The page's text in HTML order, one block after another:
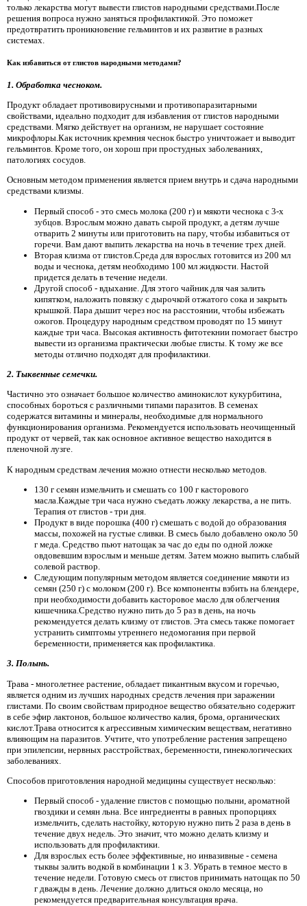
только лекарства могут вывести глистов народными средствами.После
решения вопроса нужно заняться профилактикой. Это поможет
предотвратить проникновение гельминтов и их развитие в разных
системах.
Как избавиться от глистов народными методами?
1. Обработка чесноком.
Продукт обладает противовирусными и противопаразитарными
свойствами, идеально подходит для избавления от глистов народными
средствами. Мягко действует на организм, не нарушает состояние
микрофлоры.Как источник кремния чеснок быстро уничтожает и выводит
гельминтов. Кроме того, он хорош при простудных заболеваниях,
патологиях сосудов.
Основным методом применения является прием внутрь и сдача народными
средствами клизмы.
Первый способ - это смесь молока (200 г) и мякоти чеснока с 3-х
зубцов. Взрослым можно давать сырой продукт, а детям лучше
отварить 2 минуты или приготовить на пару, чтобы избавиться от
горечи. Вам дают выпить лекарства на ночь в течение трех дней.
Вторая клизма от глистов.Среда для взрослых готовится из 200 мл
воды и чеснока, детям необходимо 100 мл жидкости. Настой
придется делать в течение недели.
Другой способ - вдыхание. Для этого чайник для чая залить
кипятком, наложить повязку с дырочкой отжатого сока и закрыть
крышкой. Пара дышит через нос на расстоянии, чтобы избежать
ожогов. Процедуру народным средством проводят по 15 минут
каждые три часа. Высокая активность фитотекнии помогает быстро
вывести из организма практически любые глисты. К тому же все
методы отлично подходят для профилактики.
2. Тыквенные семечки.
Частично это означает большое количество аминокислот кукурбитина,
способных бороться с различными типами паразитов. В семенах
содержатся витамины и минералы, необходимые для нормального
функционирования организма. Рекомендуется использовать неочищенный
продукт от червей, так как основное активное вещество находится в
пленочной лузге.
К народным средствам лечения можно отнести несколько методов.
130 г семян измельчить и смешать со 100 г касторового
масла.Каждые три часа нужно съедать ложку лекарства, а не пить.
Терапия от глистов - три дня.
Продукт в виде порошка (400 г) смешать с водой до образования
массы, похожей на густые сливки. В смесь было добавлено около 50
г меда. Средство пьют натощак за час до еды по одной ложке
овдовевшим взрослым и меньше детям. Затем можно выпить слабый
солевой раствор.
Следующим популярным методом является соединение мякоти из
семян (250 г) с молоком (200 г). Все компоненты взбить на блендере,
при необходимости добавить касторовое масло для облегчения
кишечника.Средство нужно пить до 5 раз в день, на ночь
рекомендуется делать клизму от глистов. Эта смесь также помогает
устранить симптомы утреннего недомогания при первой
беременности, применяется как профилактика.
3. Полынь.
Трава - многолетнее растение, обладает пикантным вкусом и горечью,
является одним из лучших народных средств лечения при заражении
глистами. По своим свойствам природное вещество обязательно содержит
в себе эфир лактонов, большое количество калия, брома, органических
кислот.Трава относится к агрессивным химическим веществам, негативно
влияющим на паразитов. Учтите, что употребление растения запрещено
при эпилепсии, нервных расстройствах, беременности, гинекологических
заболеваниях.
Способов приготовления народной медицины существует несколько:
Первый способ - удаление глистов с помощью полыни, ароматной
гвоздики и семян льна. Все ингредиенты в равных пропорциях
измельчить, сделать настойку, которую нужно пить 2 раза в день в
течение двух недель. Это значит, что можно делать клизму и
использовать для профилактики.
Для взрослых есть более эффективные, но инвазивные - семена
тыквы залить водкой в ​​комбинации 1 к 3. Убрать в темное место в
течение недели. Готовую смесь от глистов принимать натощак по 50
г дважды в день. Лечение должно длиться около месяца, но
рекомендуется предварительная консультация врача.